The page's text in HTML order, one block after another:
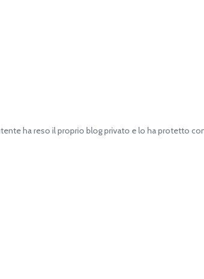
ha reso il proprio blog privato e lo ha protetto